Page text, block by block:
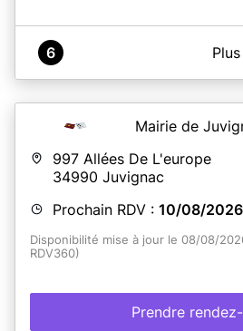
A propos de Mairie de POPIAN
En savoir
6
Mairie de
997 Allées De L'europe
34990 Juvignac
Prochain RDV : 10/08/
Disponibilité mise à jour le 08/08/
RDV360)
Prendre